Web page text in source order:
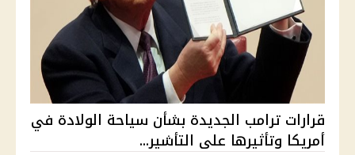
قرارات ترامب الجديدة بشأن سياحة الولادة في
أمريكا وتأثيرها على التأشير...